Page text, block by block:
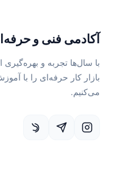
آکادمی فنی و
با سال‌ها تجربه و
بازار کار حرفه‌ای را با
می‌کنیم.